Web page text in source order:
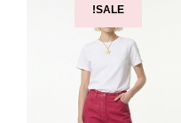
SALE!